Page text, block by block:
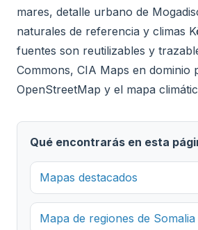
mares, detalle urbano de
naturales de referencia y climas
fuentes son reutilizables y
Commons, CIA Maps en dominio
OpenStreetMap y el mapa
Qué encontrarás en esta
Mapas destacados
Mapa de regiones de Somalia